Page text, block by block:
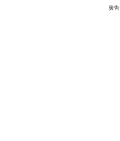
廣告